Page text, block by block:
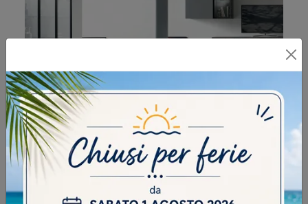
ATLANTE UNIT AT139
MOBILI SOSPESI IN MELAMINICO